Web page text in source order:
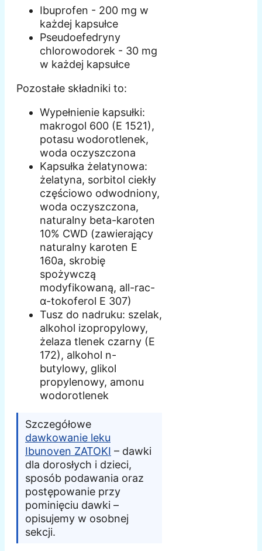
Ibuprofen - 200 mg w
każdej kapsułce
Pseudoefedryny
chlorowodorek - 30 mg
w każdej kapsułce
Pozostałe składniki to:
Wypełnienie kapsułki:
makrogol 600 (E 1521),
potasu wodorotlenek,
woda oczyszczona
Kapsułka żelatynowa:
żelatyna, sorbitol ciekły
częściowo odwodniony,
woda oczyszczona,
naturalny beta-karoten
10% CWD (zawierający
naturalny karoten E
160a, skrobię
spożywczą
modyfikowaną, all-rac-
α-tokoferol E 307)
Tusz do nadruku: szelak,
alkohol izopropylowy,
żelaza tlenek czarny (E
172), alkohol n-
butylowy, glikol
propylenowy, amonu
wodorotlenek
Szczegółowe
dawkowanie leku
Ibunoven ZATOKI – dawki
dla dorosłych i dzieci,
sposób podawania oraz
postępowanie przy
pominięciu dawki –
opisujemy w osobnej
sekcji.